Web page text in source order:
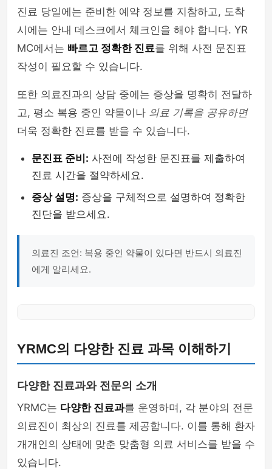
진료 당일에는 준비한 예약 정보를 지참하고, 도착
시에는 안내 데스크에서 체크인을 해야 합니다. YR
MC에서는 빠르고 정확한 진료를 위해 사전 문진표
작성이 필요할 수 있습니다.
또한 의료진과의 상담 중에는 증상을 명확히 전달하
고, 평소 복용 중인 약물이나 의료 기록을 공유하면
더욱 정확한 진료를 받을 수 있습니다.
문진표 준비: 사전에 작성한 문진표를 제출하여
진료 시간을 절약하세요.
증상 설명: 증상을 구체적으로 설명하여 정확한
진단을 받으세요.
의료진 조언: 복용 중인 약물이 있다면 반드시 의료진
에게 알리세요.
YRMC의 다양한 진료 과목 이해하기
다양한 진료과와 전문의 소개
YRMC는 다양한 진료과를 운영하며, 각 분야의 전문
의료진이 최상의 진료를 제공합니다. 이를 통해 환자
개개인의 상태에 맞춘 맞춤형 의료 서비스를 받을 수
있습니다.